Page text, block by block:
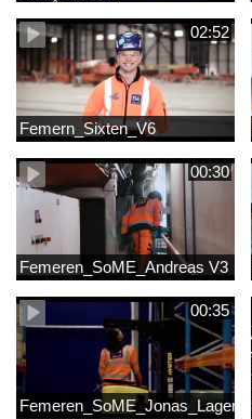
forståelse_Samtalekort Snak
med din baby 0-6 mdr.mp302:52
Femern_Sixten_V6
00:30
Femeren_SoME_Andreas V3
00:35
Femeren_SoME_Jonas_Lager